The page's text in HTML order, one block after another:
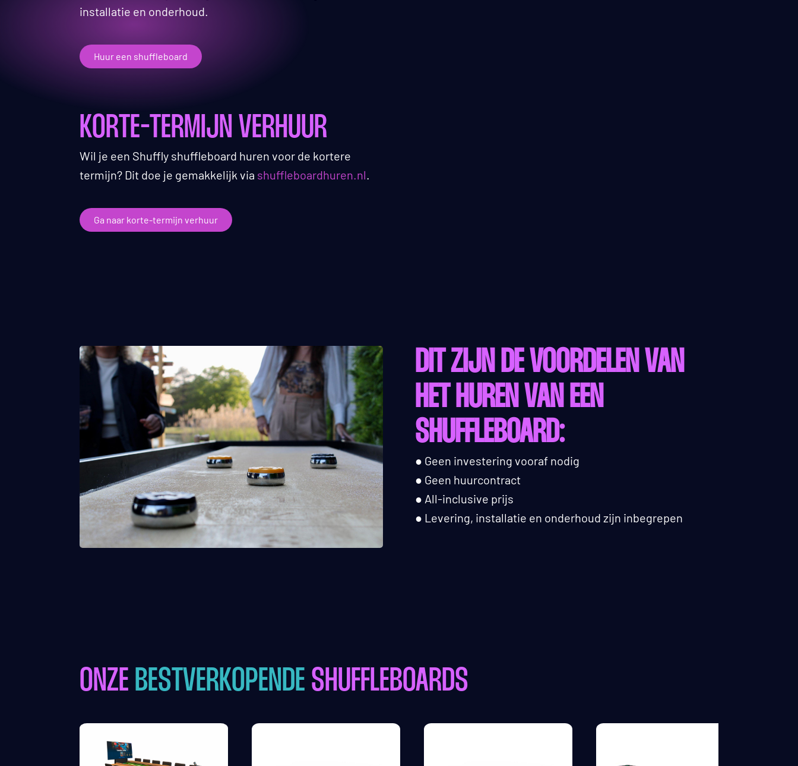
installatie en onderhoud.
Huur een shuffleboard
KORTE-TERMIJN VERHUUR
Wil je een Shuffly shuffleboard huren voor de kortere
termijn? Dit doe je gemakkelijk via shuffleboardhuren.nl.
Ga naar korte-termijn verhuur
DIT ZIJN DE VOORDELEN VAN
HET HUREN VAN EEN
SHUFFLEBOARD:
● Geen investering vooraf nodig
● Geen huurcontract
● All-inclusive prijs
● Levering, installatie en onderhoud zijn inbegrepen
ONZE BESTVERKOPENDE SHUFFLEBOARDS